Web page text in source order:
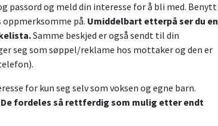
passord og meld din interesse for å bli med. Benytt
på. Umiddelbart etterpå ser du en
Samme beskjed er også sendt til din
seg som søppel/reklame hos mottaker og den er
for kun seg selv som voksen og egne barn.
fordeles så rettferdig som mulig etter endt